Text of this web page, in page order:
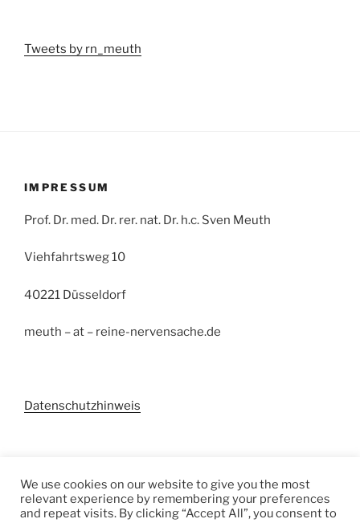
Tweets by rn_meuth
IMPRESSUM
Prof. Dr. med. Dr. rer. nat. Dr. h.c. Sven Meuth
Viehfahrtsweg 10
40221 Düsseldorf
meuth – at – reine-nervensache.de
Datenschutzhinweis
Suchen
Suchen
We use cookies on our website to give you the most
relevant experience by remembering your preferences
and repeat visits. By clicking “Accept All”, you consent to